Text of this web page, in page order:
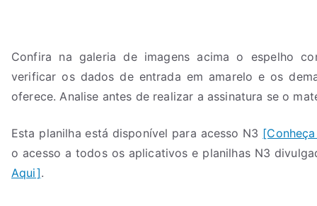
Confira na galeria de imagens acima o espelho
verificar os dados de entrada em amarelo e os
oferece. Analise antes de realizar a assinatura se o
Esta planilha está disponível para acesso N3
o acesso a todos os aplicativos e planilhas N3
Aqui].